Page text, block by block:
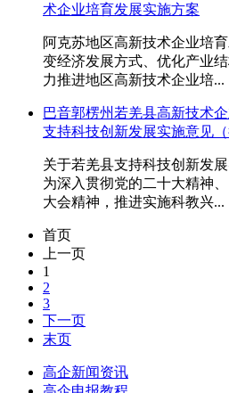
术企业培育发展实施方案
阿克苏地区高新技术企业培
变经济发展方式、优化产业
力推进地区高新技术企业培...
巴音郭楞州若羌县高新技术
支持科技创新发展实施意见（
关于若羌县支持科技创新发
为深入贯彻党的二十大精神
大会精神，推进实施科教兴...
首页
上一页
1
2
3
下一页
末页
高企新闻资讯